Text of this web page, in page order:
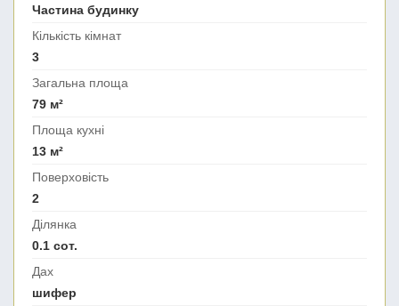
Частина будинку
Кількість кімнат
3
Загальна площа
79 м²
Площа кухні
13 м²
Поверховість
2
Ділянка
0.1 сот.
Дах
шифер